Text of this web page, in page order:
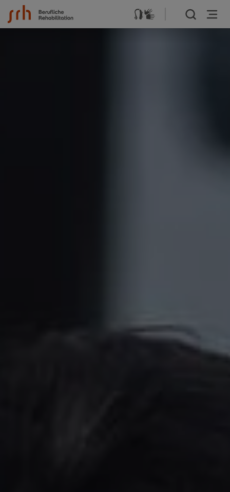
Zum Inhalt springen